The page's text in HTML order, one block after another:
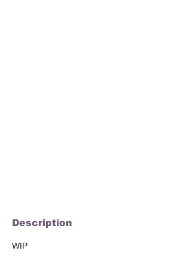
Description
WIP